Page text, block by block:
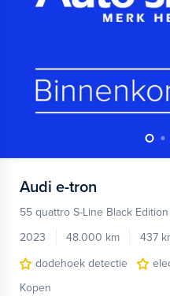
Audi e-tron
55 quattro S-Line Black
2023
48.000 km 437
dodehoek detectie
Kopen